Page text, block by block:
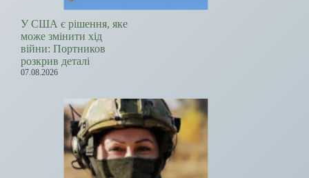
У США є рішення, яке
може змінити хід
війни: Портников
розкрив деталі
07.08.2026